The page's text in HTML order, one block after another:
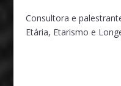
Consultora e
Etária, Etarismo e